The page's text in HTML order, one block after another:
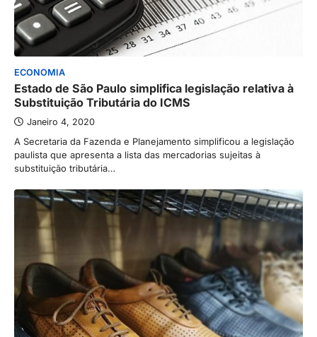
ECONOMIA
Estado de São Paulo simplifica legislação relativa à
Substituição Tributária do ICMS
Janeiro 4, 2020
A Secretaria da Fazenda e Planejamento simplificou a legislação
paulista que apresenta a lista das mercadorias sujeitas à
substituição tributária…